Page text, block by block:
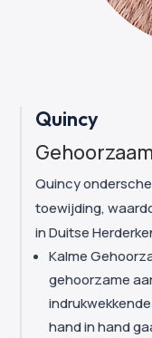
Quincy
Quincy
toewijding,
in Duitse
Kalme
gehoorzame
hand in hand